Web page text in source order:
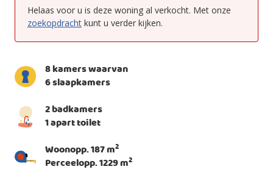
Helaas voor u is deze woning al verkocht. Met onze
zoekopdracht kunt u verder kijken.
8 kamers waarvan
6 slaapkamers
2 badkamers
1 apart toilet
Woonopp. 187 m2
Perceelopp. 1229 m2